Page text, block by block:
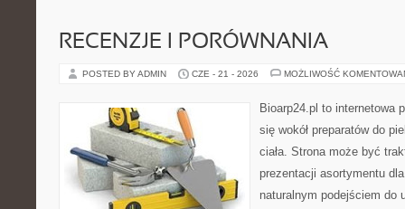
RECENZJE I PORÓWNANIA
POSTED BY ADMIN CZE - 21 - 2026 MOŻLIWOŚĆ
Bioarp24.pl to internetowa
się wokół preparatów do
ciała. Strona może być
prezentacji asortymentu
naturalnym podejściem do